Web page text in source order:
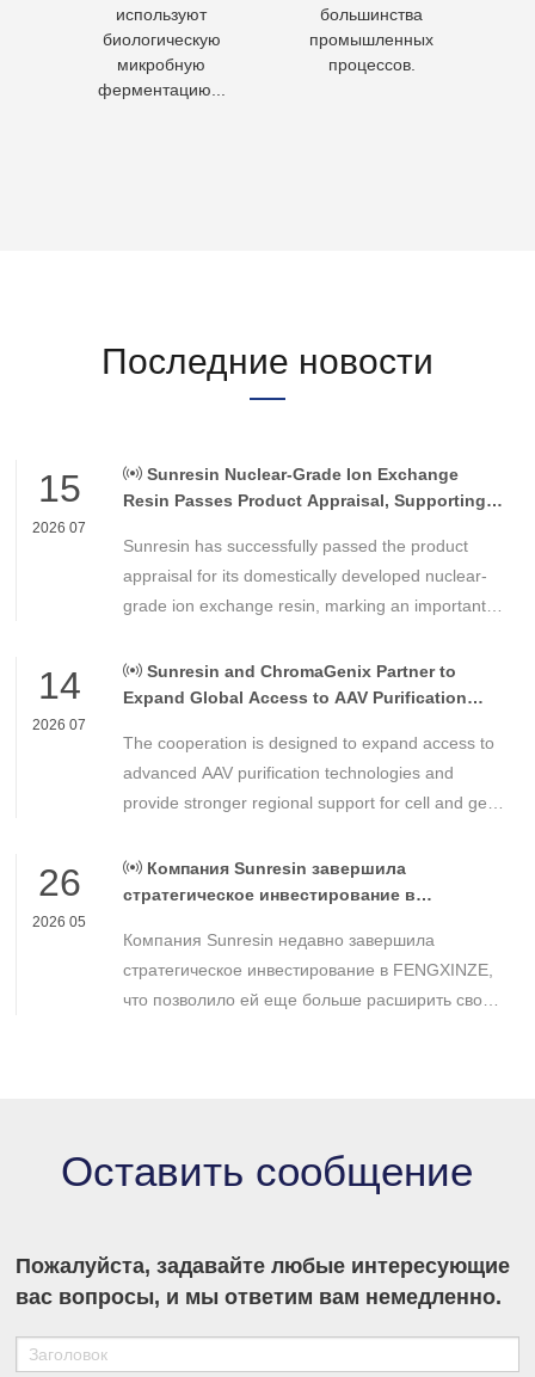
используют
биологическую
микробную
ферментацию...
большинства
промышленных
процессов.
Последние новости
15
2026 07
Sunresin Nuclear-Grade Ion Exchange
Resin Passes Product Appraisal, Supporting
Control
Sunresin has successfully passed the product
appraisal for its domestically developed nuclear-
grade ion exchange resin, marking an important
chemical materials for nuclear power applications.
14
2026 07
Sunresin and ChromaGenix Partner to
Expand Global Access to AAV Purification
The cooperation is designed to expand access to
advanced AAV purification technologies and
provide stronger regional support for cell and gene
Americas.
26
2026 05
Компания Sunresin завершила
стратегическое инвестирование в
бизнеса в области промышленной
хроматографии.
Компания Sunresin недавно завершила
стратегическое инвестирование в FENGXINZE,
что позволило ей еще больше расширить свое
Оставить сообщение
Пожалуйста, задавайте любые интересующие
вас вопросы, и мы ответим вам немедленно.